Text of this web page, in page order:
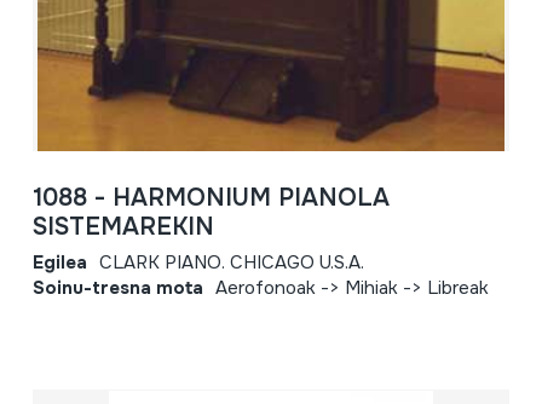
1088 - HARMONIUM PIANOLA
SISTEMAREKIN
Egilea CLARK PIANO. CHICAGO U.S.A.
Soinu-tresna mota Aerofonoak -> Mihiak -> Libreak